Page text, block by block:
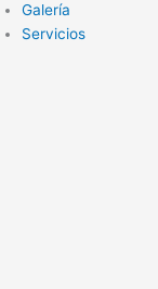
Galería
Servicios